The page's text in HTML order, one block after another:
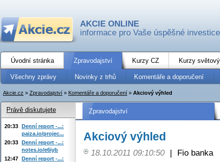
AKCIE ONLINE
informace pro Vaše úspěšné investice
Úvodní stránka Zpravodajství Kurzy CZ Kurzy
Všechny zprávy Novinky z trhů Komentáře a doporučení
Akcie.cz » Zpravodajství » Komentáře a doporučení » Akciový výhled
Zpravodajství
Akciový výhled
18.10.2011 09:10:50 |
Fio banka
Právě diskutujete
20:33 Denní report -...:
paiza.io/projec...
20:33 Denní report -...:
notes.io/e6iyb
12:47 Denní report -...: